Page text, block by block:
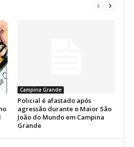
Campina Grande
Policial é afastado após
agressão durante o Maior São
João do Mundo em Campina
Grande